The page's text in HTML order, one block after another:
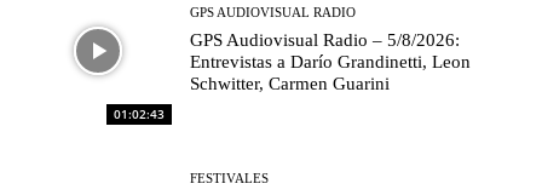
01:02:43
GPS AUDIOVISUAL RADIO
GPS Audiovisual Radio – 5/8/2026:
Entrevistas a Darío Grandinetti, Leon
Schwitter, Carmen Guarini
FESTIVALES